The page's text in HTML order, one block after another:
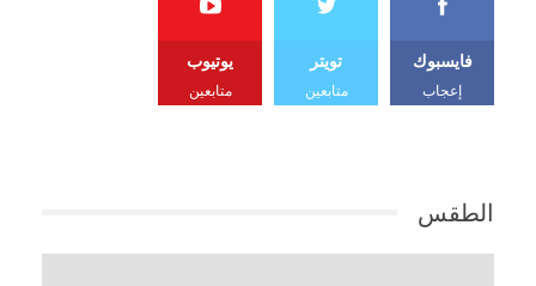
فايسبوك
إعجاب
تويتر
متابعين
يوتيوب
متابعين
الطقس